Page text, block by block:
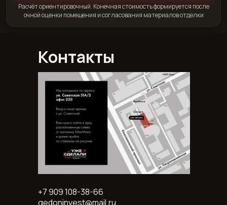
Расчёт ориентировочный. Конечная стоимость формируется после
очной оценки помещения и согласования материалов отделки
Контакты
+7 909 108-38-66
gedoninvest@mail.ru